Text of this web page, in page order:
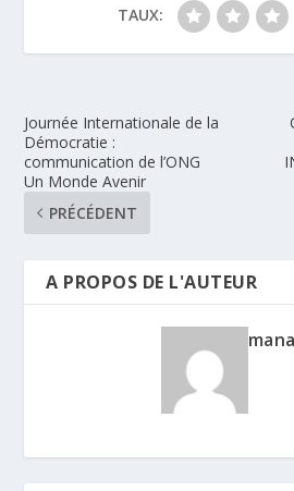
TAUX:
Journée Internationale de la
Démocratie :
communication de l’ONG
Un Monde Avenir
PRÉCÉDENT
A PROPOS DE L'AUTEUR